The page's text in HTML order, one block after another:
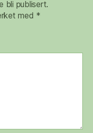
bli publisert.
med *